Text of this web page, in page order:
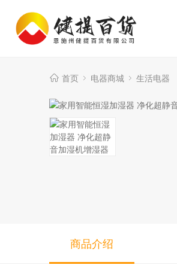
首页 电器商城 生活电器
商品介绍